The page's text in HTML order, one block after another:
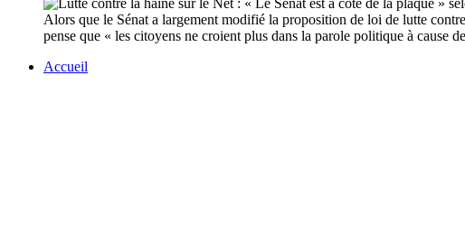
Alors que le Sénat a largement modifié la proposition de loi de lutte
pense que « les citoyens ne croient plus dans la parole politique à cause
Accueil